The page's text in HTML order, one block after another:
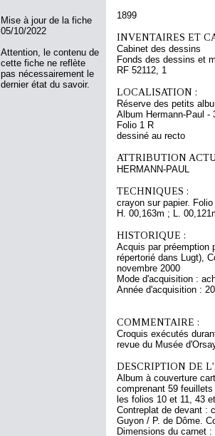
Mise à jour de la fiche
05/10/2022
Attention, le contenu de
cette fiche ne reflète
pas nécessairement le
dernier état du savoir.
1899
INVENTAIRES ET
Cabinet des dessins
Fonds des dessins et
RF 52112, 1
LOCALISATION :
Réserve des petits
Album Hermann-Paul -
Folio 1 R
dessiné au recto
ATTRIBUTION
HERMANN-PAUL
TECHNIQUES :
crayon sur papier.
H. 00,163m ; L.
HISTORIQUE :
Acquis par préemption
répertorié dans Lugt),
novembre 2000
Mode d'acquisition :
Année d'acquisition :
COMMENTAIRE :
Croquis exécutés
revue du Musée
DESCRIPTION DE
Album à couverture
comprenant 59
les folios 10 et 11, 43
Contreplat de devant :
Guyon / P. de Dôme.
Dimensions du carnet